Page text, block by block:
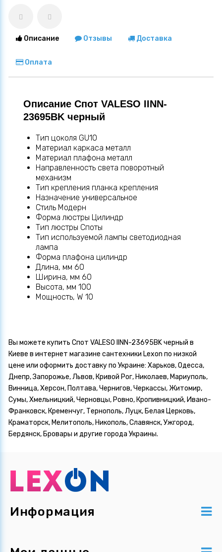
Описание Отзывы Доставка
Оплата
Описание Спот VALESO IINN-
23695BK черный
Тип цоколя GU10
Материал каркаса металл
Материал плафона металл
Направленность света поворотный
механизм
Тип крепления планка крепления
Назначение универсальное
Стиль Модерн
Форма люстры Цилиндр
Тип люстры Споты
Тип используемой лампы светодиодная
лампа
Форма плафона цилиндр
Длина, мм 60
Ширина, мм 60
Высота, мм 100
Мощность, W 10
Вы можете купить Спот VALESO IINN-23695BK черный в
Киеве в интернет магазине сантехники Lexon по низкой
цене или оформить доставку по Украине: Харьков, Одесса,
Днепр, Запорожье, Львов, Кривой Рог, Николаев, Мариуполь,
Винница, Херсон, Полтава, Чернигов, Черкассы, Житомир,
Сумы, Хмельницкий, Черновцы, Ровно, Кропивницкий, Ивано-
Франковск, Кременчуг, Тернополь, Луцк, Белая Церковь,
Краматорск, Мелитополь, Никополь, Славянск, Ужгород,
Бердянск, Бровары и другие города Украины.
Информация